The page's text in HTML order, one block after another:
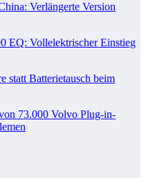
Verlängerte Version
EQ: Vollelektrischer Einstieg
statt Batterietausch beim
73.000 Volvo Plug-in-